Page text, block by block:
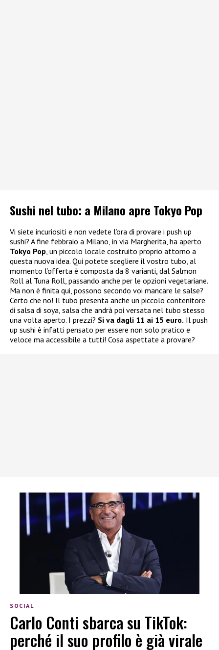
Sushi nel tubo: a Milano apre Tokyo Pop
Vi siete incuriositi e non vedete l’ora di provare i push up
sushi? A fine febbraio a Milano, in via Margherita, ha aperto
Tokyo Pop, un piccolo locale costruito proprio attorno a
questa nuova idea. Qui potete scegliere il vostro tubo, al
momento l’offerta è composta da 8 varianti, dal Salmon
Roll al Tuna Roll, passando anche per le opzioni vegetariane.
Ma non è finita qui, possono secondo voi mancare le salse?
Certo che no! Il tubo presenta anche un piccolo contenitore
di salsa di soya, salsa che andrà poi versata nel tubo stesso
una volta aperto. I prezzi? Si va dagli 11 ai 15 euro. Il push
up sushi è infatti pensato per essere non solo pratico e
veloce ma accessibile a tutti! Cosa aspettate a provare?
SOCIAL
Carlo Conti sbarca su TikTok:
perché il suo profilo è già virale